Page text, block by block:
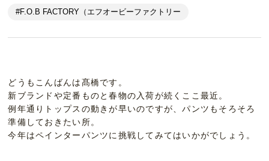
#F.O.B FACTORY（エフオービーファクトリー
どうもこんばんは髙橋です。
新ブランドや定番ものと春物の入荷が続くここ最近。
例年通りトップスの動きが早いのですが、パンツもそろそろ
準備しておきたい所。
今年はペインターパンツに挑戦してみてはいかがでしょう。